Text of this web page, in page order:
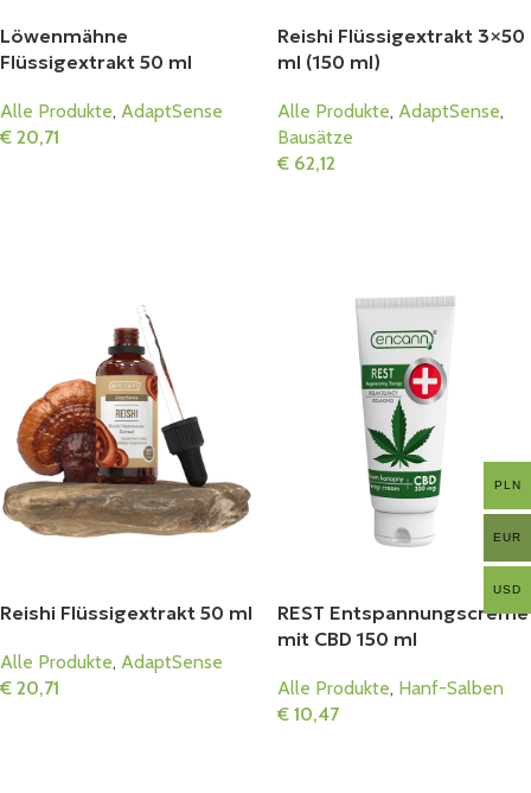
Löwenmähne
Flüssigextrakt 50 ml
Alle Produkte, AdaptSense
€ 20,71
Reishi Flüssigextrakt 3×50
ml (150 ml)
Alle Produkte, AdaptSense,
Bausätze
€ 62,12
Reishi Flüssigextrakt 50 ml
Alle Produkte, AdaptSense
€ 20,71
REST Entspannungscreme
mit CBD 150 ml
Alle Produkte, Hanf-Salben
€ 10,47
PLN
EUR
USD